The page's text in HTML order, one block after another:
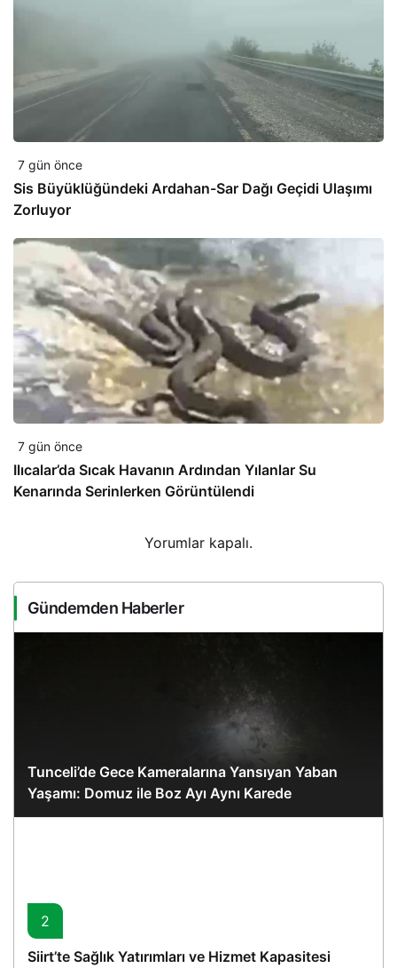
7 gün önce
Sis Büyüklüğündeki Ardahan-Sar Dağı Geçidi Ulaşımı
Zorluyor
7 gün önce
Ilıcalar’da Sıcak Havanın Ardından Yılanlar Su
Kenarında Serinlerken Görüntülendi
Yorumlar kapalı.
Gündemden Haberler
Tunceli’de Gece Kameralarına Yansıyan Yaban
Yaşamı: Domuz ile Boz Ayı Aynı Karede
2
Siirt’te Sağlık Yatırımları ve Hizmet Kapasitesi